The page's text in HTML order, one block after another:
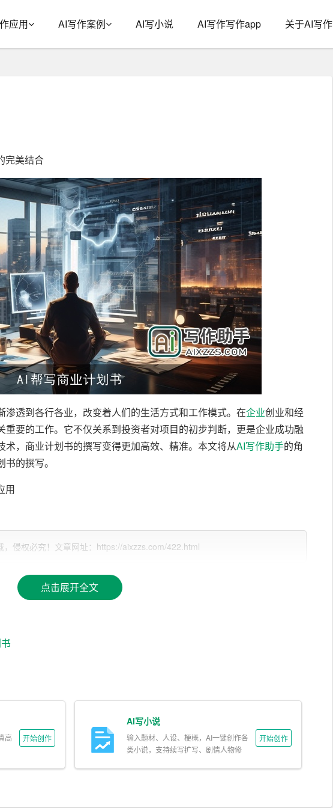
应用 AI写作案例 AI写小说 AI写作写作app 关于AI写作
完美结合
透到各行各业，改变着人们的生活方式和工作模式。在企业创业和经
重要的工作。它不仅关系到投资者对项目的初步判断，更是企业成功融
，商业计划书的撰写变得更加高效、精准。本文将从AI写作助手的角
的撰写。
用
业者花费大量时间和精力进行市场调研、数据整理和文案撰写。而借助
计划书的模板和框架，创业者只需按照提示填充相关内容，便可迅速完
能力，能够针对商业计划书中的关键环节提供精准的文案建议。例
的语法、格式、逻辑等方面进行智能校对和优化，确保整份计划的严
计划书也需要根据企业特点进行个性化定制。AI写作助手可以根据用户
符合自身特点的商业计划书。例如，在介绍企业背景、团队实力、发展
侵权必究！文章网址：https://aixzzs.com/422.html
点击展开全文
高
开始创作
AI写小说
输入题材、人设、梗概，AI一键创作各
类小说，支持续写扩写、剧情人物修
开始创作